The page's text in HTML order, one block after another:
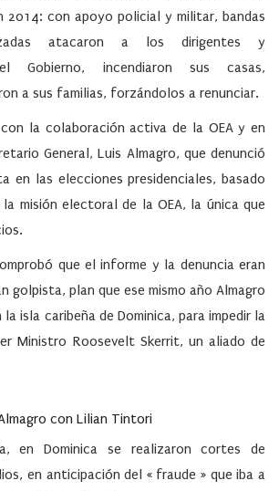
2014: con apoyo policial y militar, bandas
atacaron a los dirigentes y
Gobierno, incendiaron sus casas,
a sus familias, forzándolos a renunciar.
la colaboración activa de la OEA y en
General, Luis Almagro, que denunció
en las elecciones presidenciales, basado
misión electoral de la OEA, la única que
que el informe y la denuncia eran
golpista, plan que ese mismo año Almagro
isla caribeña de Dominica, para impedir la
Ministro Roosevelt Skerrit, un aliado de
con Lilian Tintori
en Dominica se realizaron cortes de
en anticipación del « fraude » que iba a